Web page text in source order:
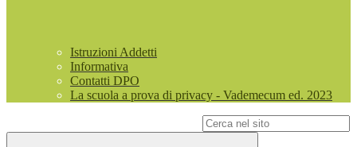
Istruzioni Addetti
Informativa
Contatti DPO
La scuola a prova di privacy - Vademecum ed. 2023